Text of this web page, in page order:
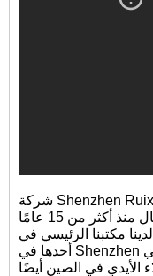
شركة Shenzhen Ruixin للأواني الزجاجية هي شركة زجاجية
لدينا مكتبنا الرئيسي في Shenzhen ، ولدينا ثلاثة مصانع ، يقع
أحدها في Shenzhen أيضًا ، ومصنعان آخران في Shanxi ،